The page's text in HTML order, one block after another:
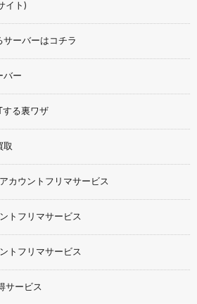
イト)
サーバーはコチラ
バー
する裏ワザ
取
カウントフリマサービス
トフリマサービス
トフリマサービス
サービス